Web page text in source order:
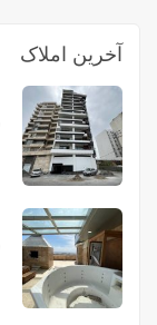
آخرین املاک